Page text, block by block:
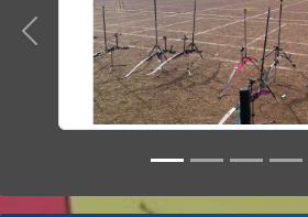
Précedent